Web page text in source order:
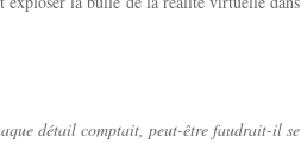
détail comptait, peut-être faudrait-il se